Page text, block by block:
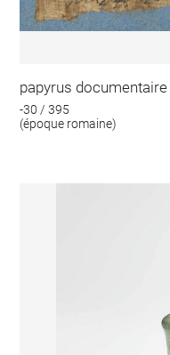
papyrus documentaire
-30 / 395
(époque romaine)